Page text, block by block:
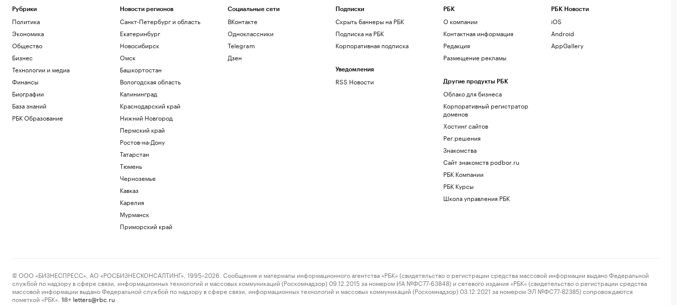
Технологии и медиа
Рубрики
Политика
Экономика
Общество
Бизнес
Технологии и медиа
Финансы
Биографии
База знаний
РБК Образование
Новости регионов
Санкт-Петербург и область
Екатеринбург
Новосибирск
Омск
Башкортостан
Вологодская область
Калининград
Краснодарский край
Нижний Новгород
Пермский край
Ростов-на-Дону
Татарстан
Тюмень
Черноземье
Кавказ
Карелия
Мурманск
Приморский край
Социальные сети
ВКонтакте
Одноклассники
Telegram
Дзен
Подписки
Скрыть баннеры на РБК
Подписка на РБК
Корпоративная подписка
Уведомления
RSS Новости
РБК
О компании
Контактная информация
Редакция
Размещение рекламы
Другие продукты РБК
Облако для бизнеса
Корпоративный регистратор
доменов
Хостинг сайтов
Рег.решения
Знакомства
Сайт знакомств podbor.ru
РБК Компании
РБК Курсы
Школа управления РБК
РБК Новости
iOS
Android
AppGallery
© ООО «БИЗНЕСПРЕСС», АО «РОСБИЗНЕСКОНСАЛТИНГ», 1995–2026. Сообщения и материалы информационного агентства «РБК» (свидетельство о регистрации средства массовой информации выдано Федеральной
службой по надзору в сфере связи, информационных технологий и массовых коммуникаций (Роскомнадзор) 09.12.2015 за номером ИА №ФС77-63848) и сетевого издания «РБК» (свидетельство о регистрации средства
массовой информации выдано Федеральной службой по надзору в сфере связи, информационных технологий и массовых коммуникаций (Роскомнадзор) 03.12.2021 за номером ЭЛ №ФС77-82385) сопровождаются
пометкой «РБК».
18+ letters@rbc.ru